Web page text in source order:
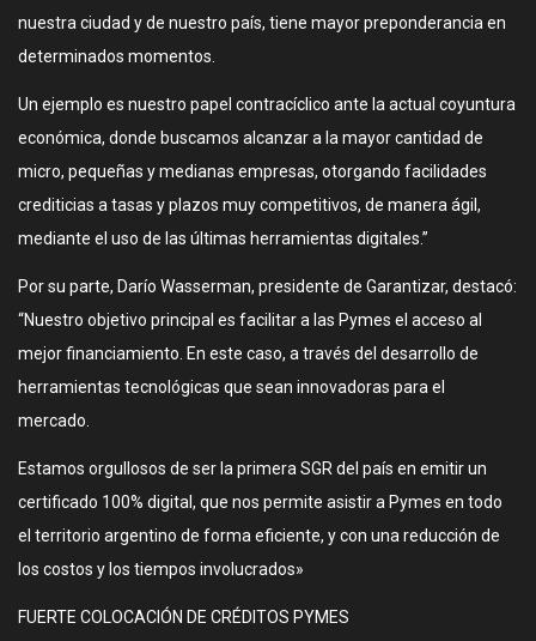
nuestra ciudad y de nuestro país, tiene mayor preponderancia en
determinados momentos.
Un ejemplo es nuestro papel contracíclico ante la actual coyuntura
económica, donde buscamos alcanzar a la mayor cantidad de
micro, pequeñas y medianas empresas, otorgando facilidades
crediticias a tasas y plazos muy competitivos, de manera ágil,
mediante el uso de las últimas herramientas digitales.”
Por su parte, Darío Wasserman, presidente de Garantizar, destacó:
“Nuestro objetivo principal es facilitar a las Pymes el acceso al
mejor financiamiento. En este caso, a través del desarrollo de
herramientas tecnológicas que sean innovadoras para el
mercado.
Estamos orgullosos de ser la primera SGR del país en emitir un
certificado 100% digital, que nos permite asistir a Pymes en todo
el territorio argentino de forma eficiente, y con una reducción de
los costos y los tiempos involucrados»
FUERTE COLOCACIÓN DE CRÉDITOS PYMES